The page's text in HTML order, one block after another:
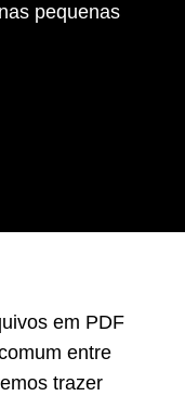
pequenas
em PDF
entre
trazer